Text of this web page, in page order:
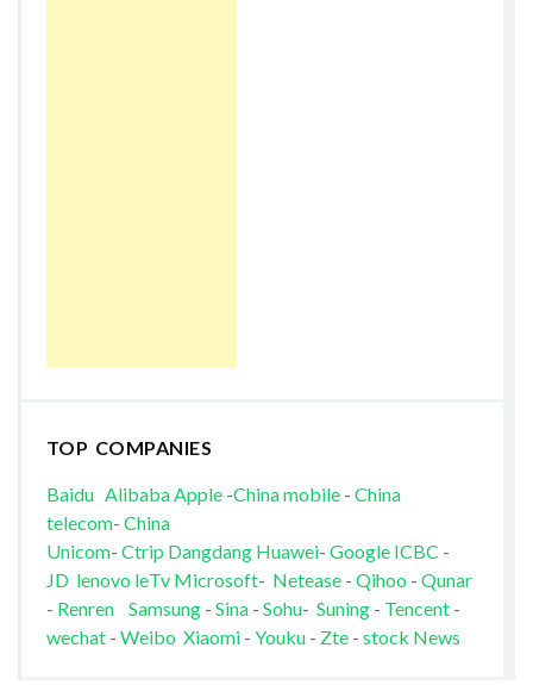
TOP COMPANIES
Baidu AlibabaApple-China mobile- China
telecom- China
Unicom- Ctrip Dangdang Huawei- Google ICBC -
JD lenovo leTv Microsoft- Netease- Qihoo - Qunar
- Renren Samsung- Sina- Sohu- Suning- Tencent-
wechat - Weibo Xiaomi- Youku - Zte- stock News